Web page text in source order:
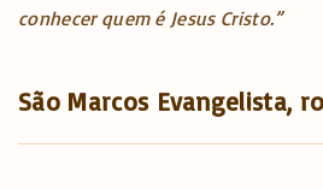
conhecer quem é Jesus Cristo.”
São Marcos Evangelista,